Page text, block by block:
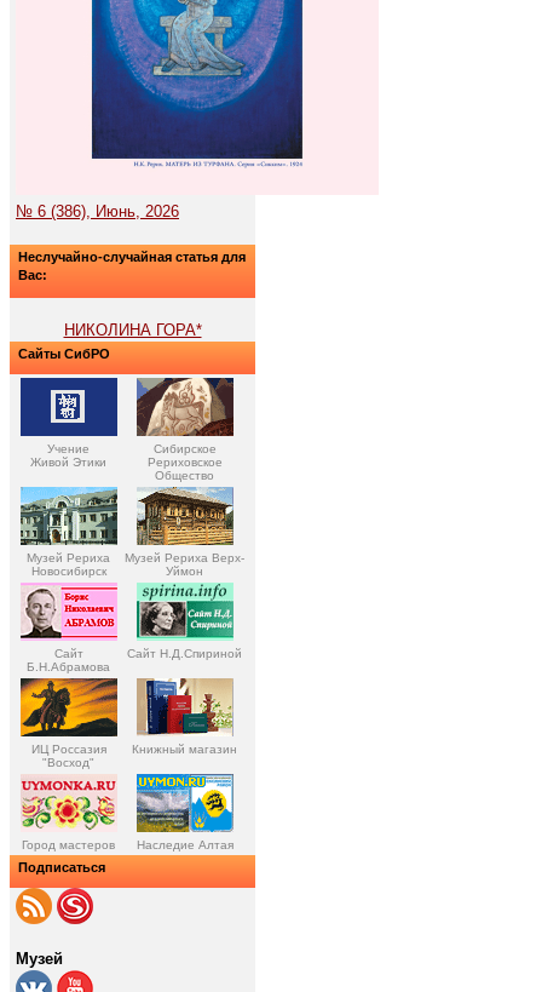
№ 6 (386), Июнь, 2026
Неслучайно-случайная статья для
Вас:
НИКОЛИНА ГОРА*
Сайты СибРО
Учение
Живой Этики
Сибирское
Рериховское
Общество
Музей Рериха
Новосибирск
Музей Рериха Верх-
Уймон
Сайт
Б.Н.Абрамова
Сайт Н.Д.Спириной
ИЦ Россазия
"Восход"
Книжный магазин
Город мастеров Наследие Алтая
Подписаться
Музей